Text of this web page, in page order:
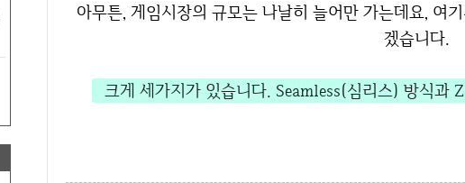
아무튼, 게임시장의 규모는 나날히 늘어만 가는데요, 여기서 게임의 맵을 로드하는 방식에 대해 알아보
겠습니다.
크게 세가지가 있습니다. Seamless(심리스) 방식